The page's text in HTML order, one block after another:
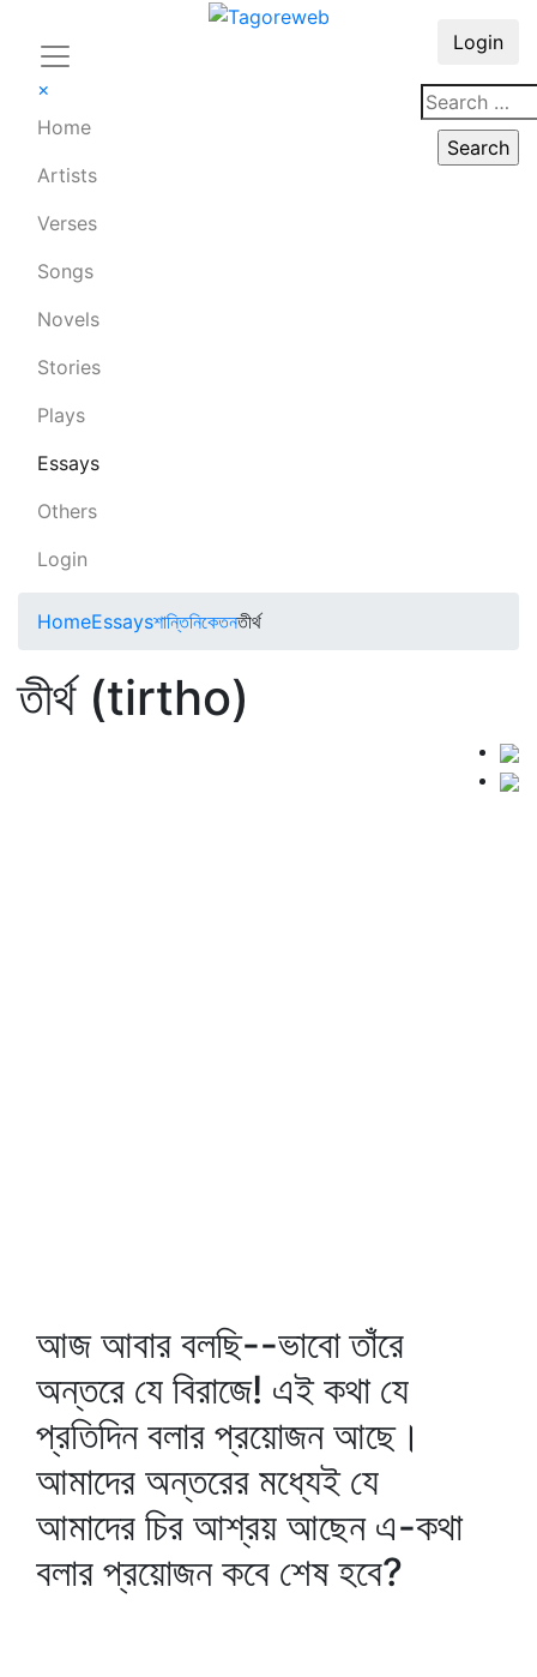
×
Home
Artists
Verses
Songs
Novels
Stories
Plays
Essays
Others
Login
Login
HomeEssaysশান্তিনিকেতনতীর্থ
তীর্থ (tirtho)
আজ আবার বলছি--ভাবো তাঁরে
অন্তরে যে বিরাজে! এই কথা যে
প্রতিদিন বলার প্রয়োজন আছে।
আমাদের অন্তরের মধ্যেই যে
আমাদের চির আশ্রয় আছেন এ-কথা
বলার প্রয়োজন কবে শেষ হবে?